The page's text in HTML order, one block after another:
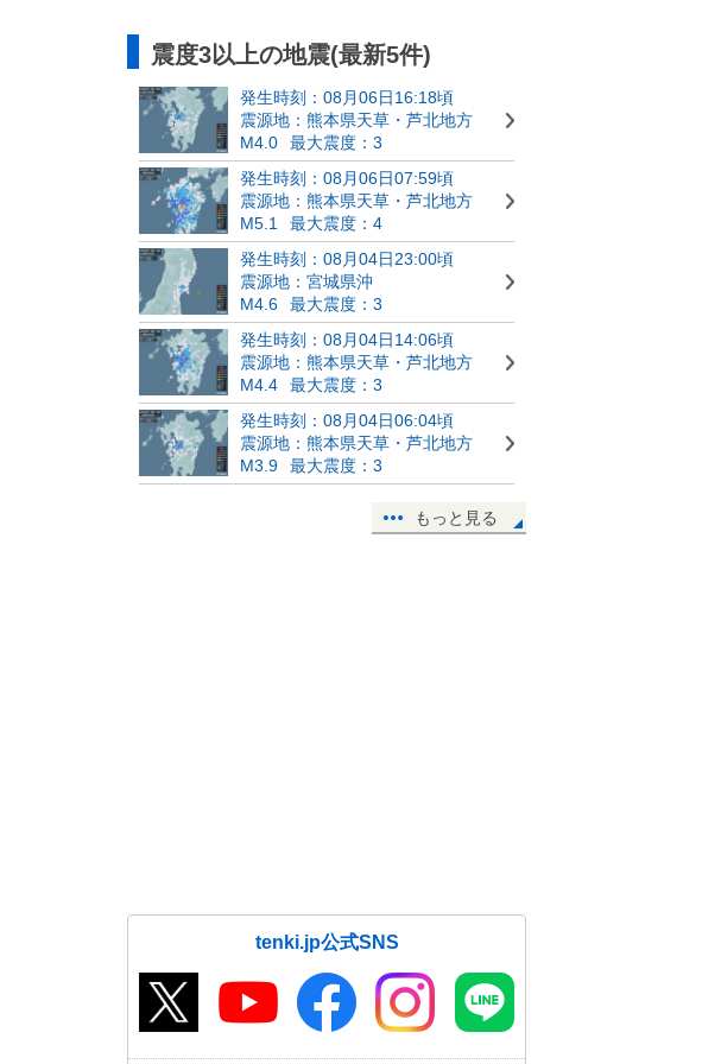
震度3以上の地震(最新5件)
発生時刻：08月06日16:18頃
震源地：熊本県天草・芦北地方
M4.0
最大震度：3
発生時刻：08月06日07:59頃
震源地：熊本県天草・芦北地方
M5.1
最大震度：4
発生時刻：08月04日23:00頃
震源地：宮城県沖
M4.6
最大震度：3
発生時刻：08月04日14:06頃
震源地：熊本県天草・芦北地方
M4.4
最大震度：3
発生時刻：08月04日06:04頃
震源地：熊本県天草・芦北地方
M3.9
最大震度：3
もっと見る
tenki.jp公式SNS